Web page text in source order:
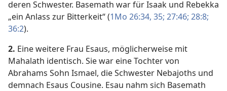
deren Schwester. Basemath war für Isaak und Rebekka
„ein Anlass zur Bitterkeit“ (1Mo 26:34, 35; 27:46; 28:8;
36:2).
2. Eine weitere Frau Esaus, möglicherweise mit
Mahalath identisch. Sie war eine Tochter von
Abrahams Sohn Ismael, die Schwester Nebajoths und
demnach Esaus Cousine. Esau nahm sich Basemath